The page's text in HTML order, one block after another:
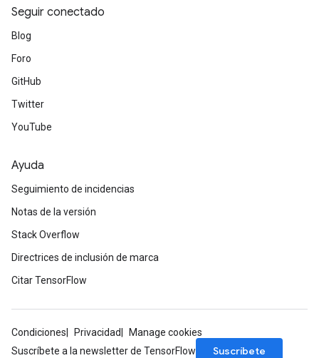
Seguir conectado
Blog
Foro
GitHub
Twitter
YouTube
Ayuda
Seguimiento de incidencias
Notas de la versión
Stack Overflow
Directrices de inclusión de marca
Citar TensorFlow
Condiciones Privacidad
Manage cookies
Suscríbete a la newsletter de TensorFlow
Suscríbete